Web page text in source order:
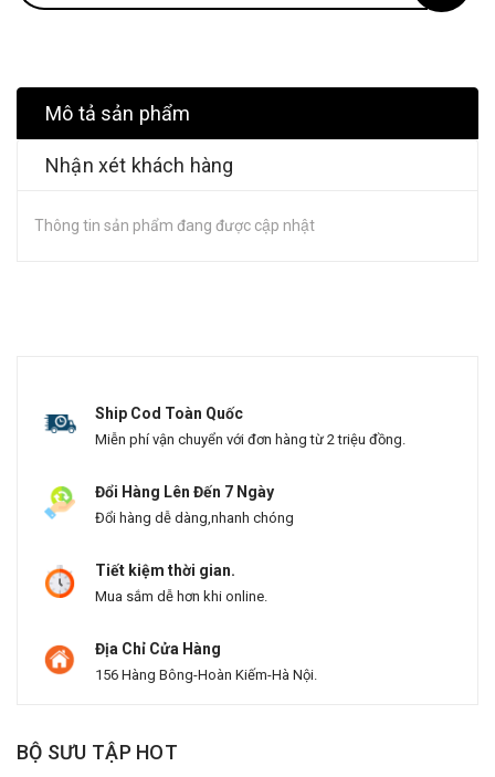
Mô tả sản phẩm
Nhận xét khách hàng
Thông tin sản phẩm đang được cập nhật
Ship Cod Toàn Quốc
Miễn phí vận chuyển với đơn hàng từ 2 triệu đồng.
Đổi Hàng Lên Đến 7 Ngày
Đổi hàng dễ dàng,nhanh chóng
Tiết kiệm thời gian.
Mua sắm dễ hơn khi online.
Địa Chỉ Cửa Hàng
156 Hàng Bông-Hoàn Kiếm-Hà Nội.
BỘ SƯU TẬP HOT